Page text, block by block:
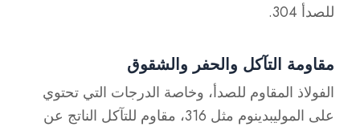
للصدأ 304.
مقاومة التآكل والحفر والشقوق
الفولاذ المقاوم للصدأ، وخاصة الدرجات التي تحتوي
على الموليبدينوم مثل 316، مقاوم للتآكل الناتج عن